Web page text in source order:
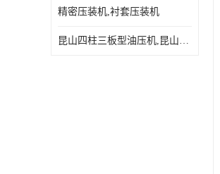
精密压装机,衬套压装机
昆山四柱三板型油压机,昆山精密伺服压力机